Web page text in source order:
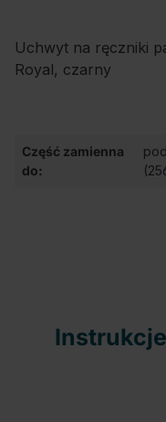
Uchwyt na ręczniki
Royal, czarny
Część zamienna
do: